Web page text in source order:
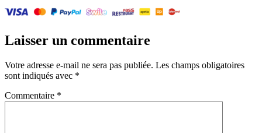
Laisser un commentaire
Votre adresse e-mail ne sera pas publiée. Les champs obligatoires
sont indiqués avec *
Commentaire *